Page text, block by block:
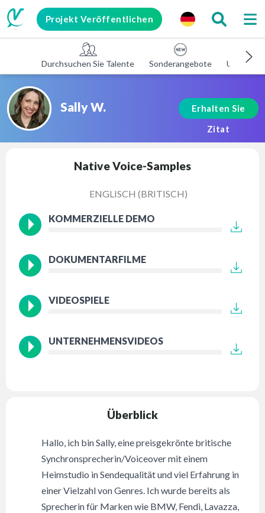
Projekt Veröffentlichen
Durchsuchen Sie Talente Sonderangebote
Sally W.
Erhalten Sie
Zitat
Native Voice-Samples
ENGLISCH (BRITISCH)
KOMMERZIELLE DEMO
DOKUMENTARFILME
VIDEOSPIELE
UNTERNEHMENSVIDEOS
Überblick
Hallo, ich bin Sally, eine preisgekrönte britische
Synchronsprecherin/Voiceover mit einem
Heimstudio in Sendequalität und viel Erfahrung in
einer Vielzahl von Genres. Ich wurde bereits als
Sprecherin für Marken wie BMW, Fendi, Lavazza,